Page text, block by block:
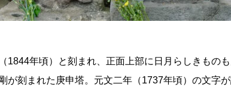
1844年頃）と刻まれ、正面上部に日月らしきもの
が刻まれた庚申塔。元文二年（1737年頃）の文字